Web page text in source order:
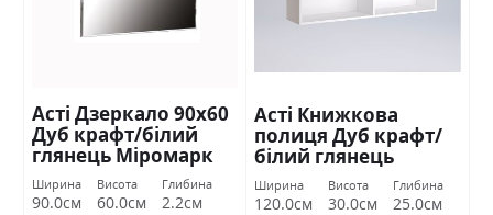
Асті Дзеркало 90х60
Дуб крафт/білий
глянець Міромарк
Ширина
90.0см
Висота
60.0см
Глибина
2.2см
Асті Книжкова
полиця Дуб крафт/
білий глянець
Міромарк
Ширина
120.0см
Висота
30.0см
Глибина
25.0см